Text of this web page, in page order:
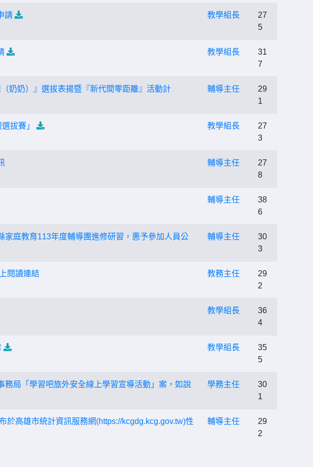
請 教學組長
27
5
教學組長
31
7
奶奶）』選拔表揚暨『新代間零距離』活動計
輔導主任
29
1
拔賽」 教學組長
27
3
輔導主任
27
8
輔導主任
38
6
庭教育113年度輔導團進修研習，惠予參加人員公
輔導主任
30
3
閱讀連結 教務主任
29
2
教學組長
36
4
教學組長
35
5
局「學習吧旅外安全線上學習宣導活動」案，如說
學務主任
30
1
高雄市統計資訊服務網(https://kcgdg.kcg.gov.tw)性
輔導主任
29
2